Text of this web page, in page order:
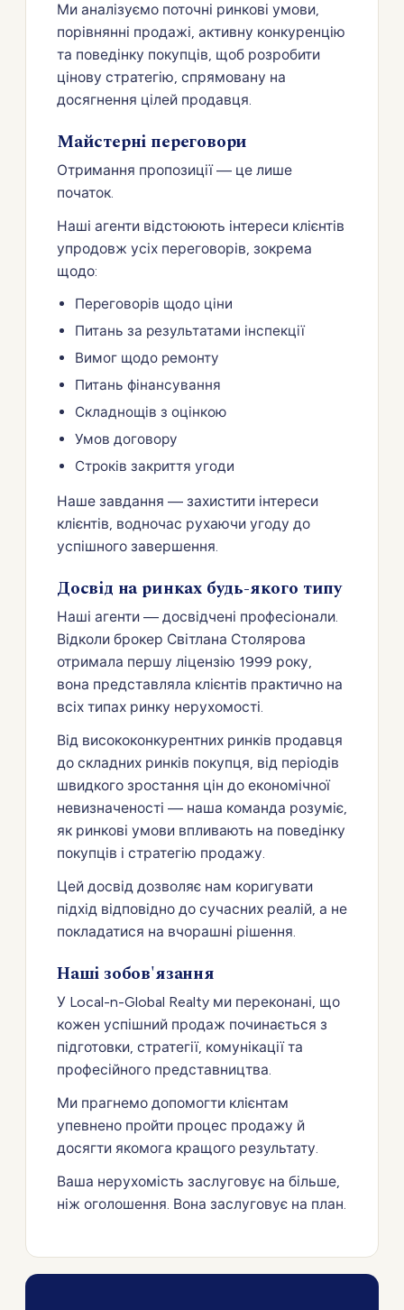
Ми аналізуємо поточні ринкові умови,
порівнянні продажі, активну конкуренцію
та поведінку покупців, щоб розробити
цінову стратегію, спрямовану на
досягнення цілей продавця.
Майстерні переговори
Отримання пропозиції — це лише
початок.
Наші агенти відстоюють інтереси клієнтів
упродовж усіх переговорів, зокрема
щодо:
Переговорів щодо ціни
Питань за результатами інспекції
Вимог щодо ремонту
Питань фінансування
Складнощів з оцінкою
Умов договору
Строків закриття угоди
Наше завдання — захистити інтереси
клієнтів, водночас рухаючи угоду до
успішного завершення.
Досвід на ринках будь-якого типу
Наші агенти — досвідчені професіонали.
Відколи брокер Світлана Столярова
отримала першу ліцензію 1999 року,
вона представляла клієнтів практично на
всіх типах ринку нерухомості.
Від висококонкурентних ринків продавця
до складних ринків покупця, від періодів
швидкого зростання цін до економічної
невизначеності — наша команда розуміє,
як ринкові умови впливають на поведінку
покупців і стратегію продажу.
Цей досвід дозволяє нам коригувати
підхід відповідно до сучасних реалій, а не
покладатися на вчорашні рішення.
Наші зобов'язання
У Local-n-Global Realty ми переконані, що
кожен успішний продаж починається з
підготовки, стратегії, комунікації та
професійного представництва.
Ми прагнемо допомогти клієнтам
упевнено пройти процес продажу й
досягти якомога кращого результату.
Ваша нерухомість заслуговує на більше,
ніж оголошення. Вона заслуговує на план.